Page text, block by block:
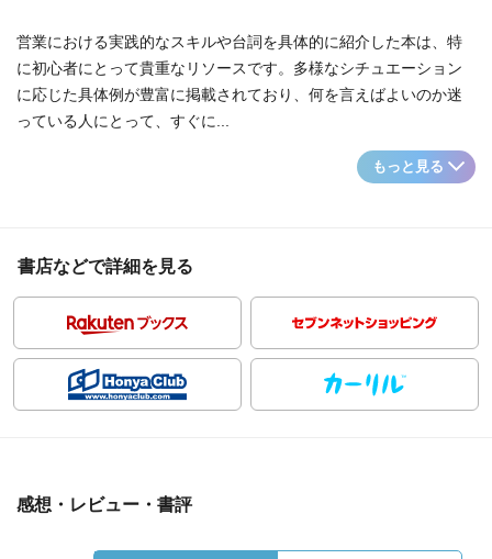
営業における実践的なスキルや台詞を具体的に紹介した本は、特
に初心者にとって貴重なリソースです。多様なシチュエーション
に応じた具体例が豊富に掲載されており、何を言えばよいのか迷
っている人にとって、すぐに...
もっと見る
書店などで詳細を見る
感想・レビュー・書評